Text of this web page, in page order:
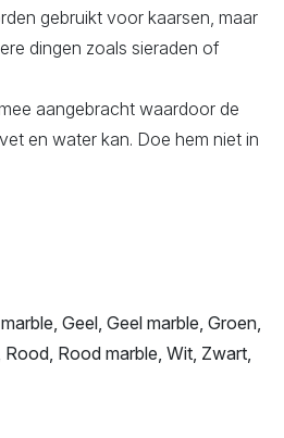
gebruikt voor kaarsen, maar
dingen zoals sieraden of
aangebracht waardoor de
en water kan. Doe hem niet in
Geel, Geel marble, Groen,
Rood marble, Wit, Zwart,